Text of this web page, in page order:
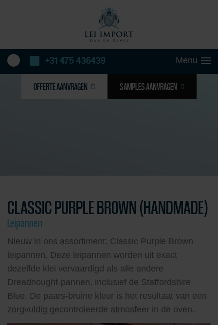
+31 475 436439
OFFERTE AANVRAGEN SAMPLES AANVRAGEN
CLASSIC PURPLE BROWN (HANDMADE)
Leipannen
Nieuw in ons assortiment: Classic Purple Brown
leipannen. Deze leipannen worden uit exact
dezelfde klei vervaardigd als alle andere
Dreadnought-pannen, inclusief de Staffordshire
Blue. De paars-bruine kleur is het resultaat van een
zorgvuldig gecontroleerde atmosfeer in de oven.